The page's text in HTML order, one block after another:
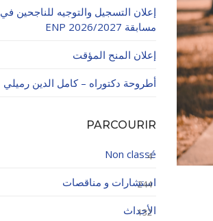
إعلان التسجيل والتوجيه للناجحين في
مسابقة ENP 2026/2027
إعلان المنح المؤقت
أطروحة دكتوراه – كامل الدين رميلي
PARCOURIR
Non classé
4
استشارات و مناقصات
244
الأحداث
132